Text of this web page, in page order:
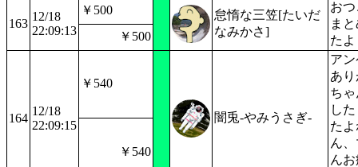
163
12/18
22:09:13
￥500
怠惰な三笠[たいだ
なみかさ]
お
ま
たよ
￥500
164
12/18
22:09:15
￥540
闇兎-やみうさぎ-
ア
あ
ち
し
た
ん
ん
￥540